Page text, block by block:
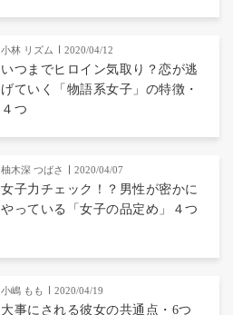
小林 リズム 2020/04/12
いつまでヒロイン気取り？恋が逃
げていく「物語系女子」の特徴・
４つ
柚木深 つばさ 2020/04/07
女子力チェック！？男性が密かに
やっている「女子の品定め」４つ
小嶋 もも 2020/04/19
大事にされる彼女の共通点・6つ